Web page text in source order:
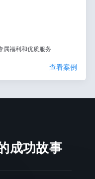
属福利和优质服务
查看案例
成功故事